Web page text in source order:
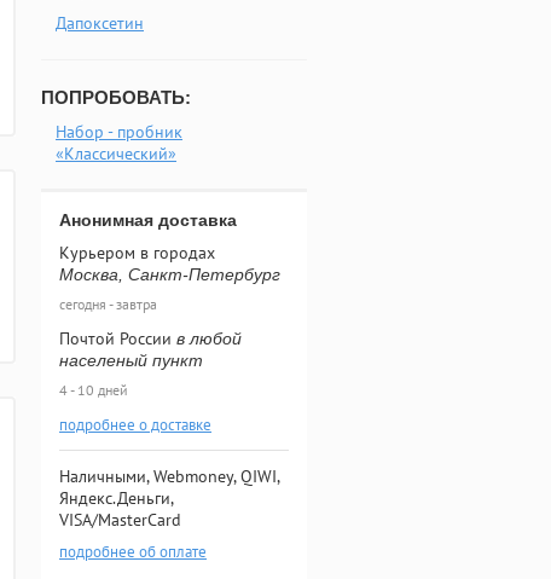
Дапоксетин
ПОПРОБОВАТЬ:
Набор - пробник
«Классический»
Анонимная доставка
Курьером в городах
Москва, Санкт-Петербург
сегодня - завтра
Почтой России в любой
населеный пункт
4 - 10 дней
подробнее о доставке
Наличными, Webmoney, QIWI,
Яндекс.Деньги,
VISA/MasterCard
подробнее об оплате